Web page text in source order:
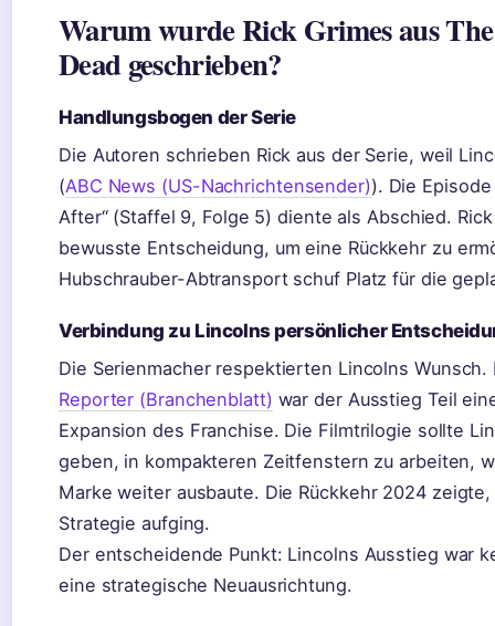
Warum wurde Rick Grimes aus
Dead geschrieben?
Handlungsbogen der Serie
Die Autoren schrieben Rick aus der Serie, weil
(ABC News (US-Nachrichtensender)). Die Episode
After“ (Staffel 9, Folge 5) diente als Abschied.
bewusste Entscheidung, um eine Rückkehr zu
Hubschrauber-Abtransport schuf Platz für die
Verbindung zu Lincolns persönlicher
Die Serienmacher respektierten Lincolns
Reporter (Branchenblatt) war der Ausstieg Teil
Expansion des Franchise. Die Filmtrilogie sollte
geben, in kompakteren Zeitfenstern zu arbeiten,
Marke weiter ausbaute. Die Rückkehr 2024
Strategie aufging.
Der entscheidende Punkt: Lincolns Ausstieg war
eine strategische Neuausrichtung.